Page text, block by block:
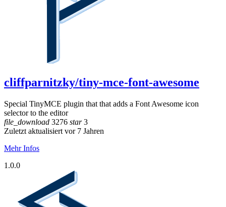
cliffparnitzky/tiny-mce-font-awesome
Special TinyMCE plugin that that adds a Font Awesome icon
selector to the editor
file_download 3276 star3
Zuletzt aktualisiert vor 7 Jahren
Mehr Infos
1.0.0